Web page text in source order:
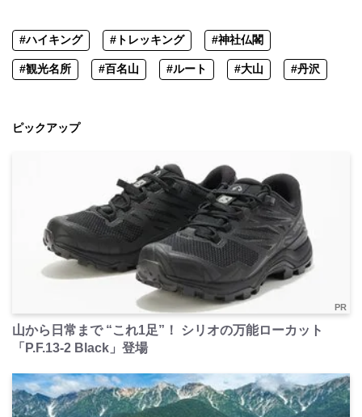
#ハイキング #トレッキング #神社仏閣
#観光名所 #百名山 #ルート #大山 #丹沢
ピックアップ
PR
山から日常まで “これ1足”！ シリオの万能ローカット
「P.F.13-2 Black」登場